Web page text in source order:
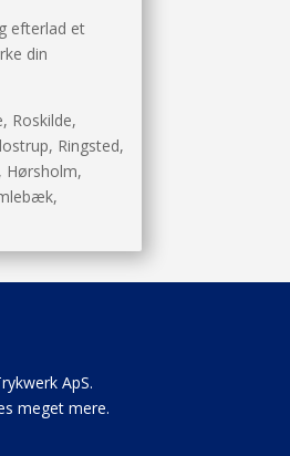
efterlad et
din
Roskilde,
Ringsted,
Hørsholm,
ApS.
meget mere.